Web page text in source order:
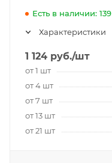
Есть в наличии: 139
Характеристики
1 124 руб./шт
от 1 шт
от 4 шт
от 7 шт
от 13 шт
от 21 шт